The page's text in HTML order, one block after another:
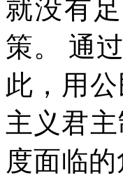
就没有
策。
通
此，用
主义君
度面临